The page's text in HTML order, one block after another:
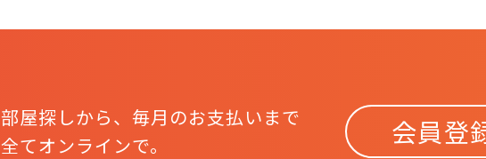
部屋探しから、毎月のお支払いまで
全てオンラインで。
会員登